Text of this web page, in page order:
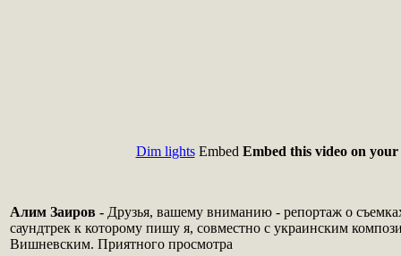
Dim lightsEmbed Embed this video on your
Алим Заиров - Друзья, вашему вниманию - репортаж о
саундтрек к которому пишу я, совместно с украинским
Вишневским. Приятного просмотра